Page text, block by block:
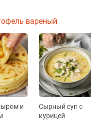
вареный
и
Сырный суп с
курицей